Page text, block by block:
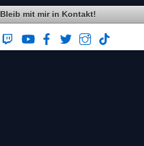
Bleib mit mir in Kontakt!